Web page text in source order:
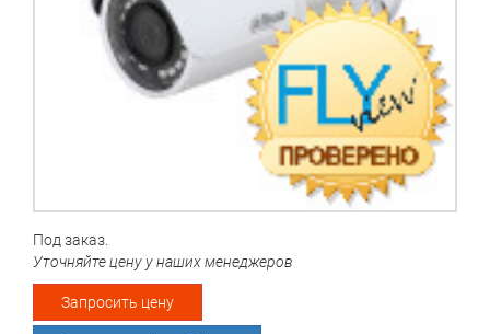
Под заказ.
Уточняйте цену у наших менеджеров
Запросить цену